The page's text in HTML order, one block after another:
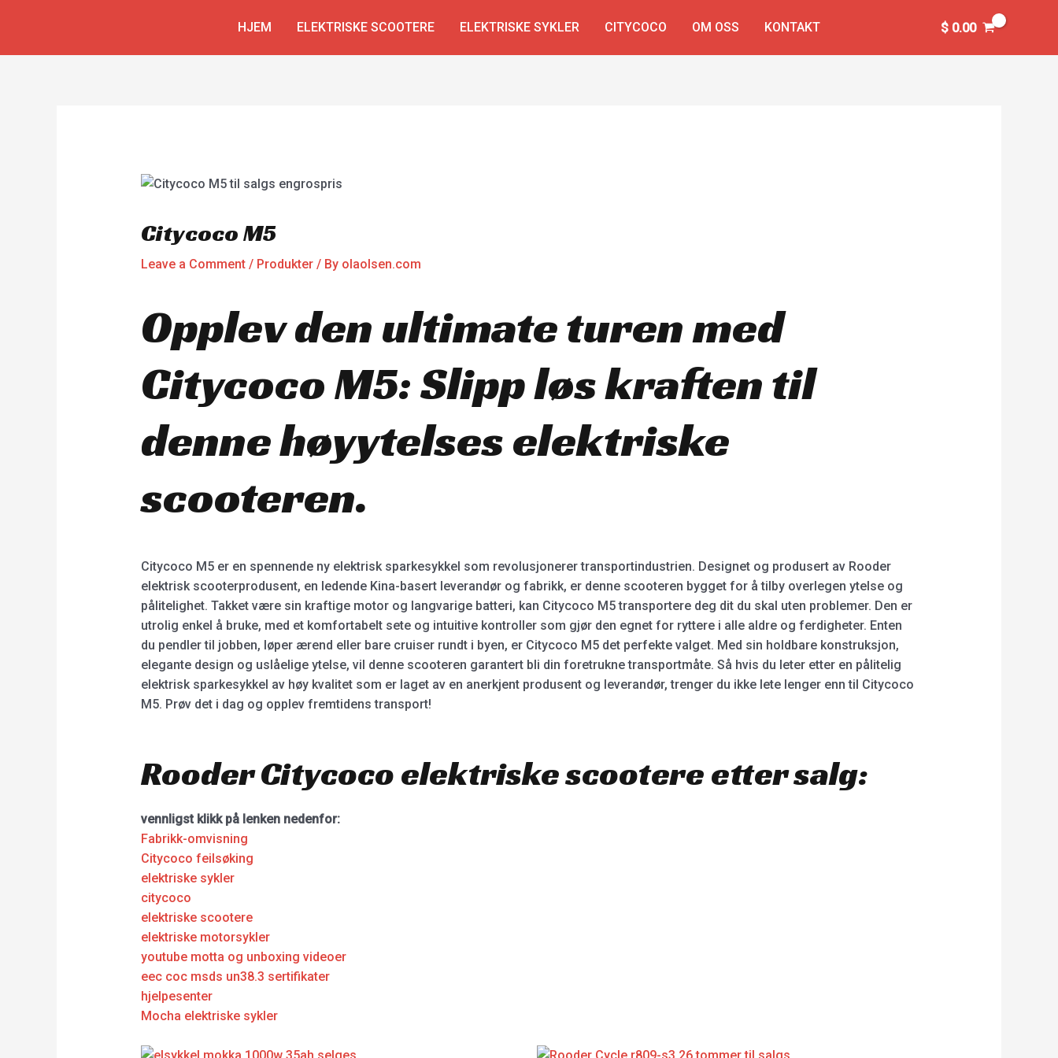
HJEM ELEKTRISKE SCOOTERE ELEKTRISKE SYKLER CITYCOCO OM OSS KONTAKT $0.00
Citycoco M5
Leave a Comment / Produkter/ By olaolsen.com
Opplev den ultimate turen med
Citycoco M5: Slipp løs kraften til
denne høyytelses elektriske
scooteren.
Citycoco M5 er en spennende ny elektrisk sparkesykkel som revolusjonerer transportindustrien. Designet og produsert av Rooder
elektrisk scooterprodusent, en ledende Kina-basert leverandør og fabrikk, er denne scooteren bygget for å tilby overlegen ytelse og
pålitelighet. Takket være sin kraftige motor og langvarige batteri, kan Citycoco M5 transportere deg dit du skal uten problemer. Den er
utrolig enkel å bruke, med et komfortabelt sete og intuitive kontroller som gjør den egnet for ryttere i alle aldre og ferdigheter. Enten
du pendler til jobben, løper ærend eller bare cruiser rundt i byen, er Citycoco M5 det perfekte valget. Med sin holdbare konstruksjon,
elegante design og uslåelige ytelse, vil denne scooteren garantert bli din foretrukne transportmåte. Så hvis du leter etter en pålitelig
elektrisk sparkesykkel av høy kvalitet som er laget av en anerkjent produsent og leverandør, trenger du ikke lete lenger enn til Citycoco
M5. Prøv det i dag og opplev fremtidens transport!
Rooder Citycoco elektriske scootere etter salg:
vennligst klikk på lenken nedenfor:
Fabrikk-omvisning
Citycoco feilsøking
elektriske sykler
citycoco
elektriske scootere
elektriske motorsykler
youtube motta og unboxing videoer
eec coc msds un38.3 sertifikater
hjelpesenter
Mocha elektriske sykler